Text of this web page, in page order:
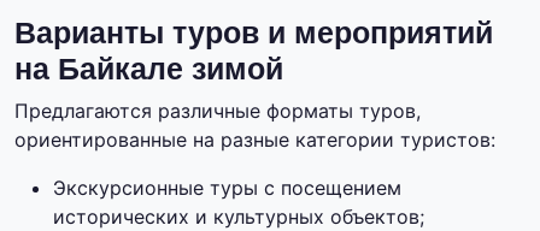
Варианты туров и мероприятий
на Байкале зимой
Предлагаются различные форматы туров,
ориентированные на разные категории туристов:
Экскурсионные туры с посещением
исторических и культурных объектов;